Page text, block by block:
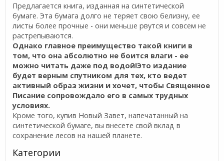
Предлагается книга, изданная на синтетической
бумаге. Эта бумага долго не теряет свою белизну, ее
листы более прочные - они меньше рвутся и совсем не
растрепываются.
Однако главное преимущество такой книги в
том, что она абсолютно не боится влаги - ее
можно читать даже под водой!Это издание
будет верным спутником для тех, кто ведет
активный образ жизни и хочет, чтобы Священное
Писание сопровождало его в самых трудных
условиях.
Кроме того, купив Новый Завет, напечатанный на
синтетической бумаге, вы внесете свой вклад в
сохранение лесов на нашей планете.
Категории